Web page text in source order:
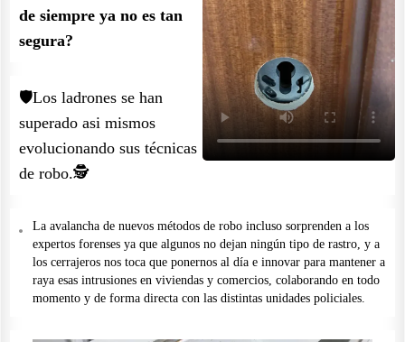
de siempre ya no es tan
segura?
🛡️Los ladrones se han
superado asi mismos
evolucionando sus técnicas
de robo.🕵️
La avalancha de nuevos métodos de robo incluso sorprenden a los
expertos forenses ya que algunos no dejan ningún tipo de rastro, y a
los cerrajeros nos toca que ponernos al día e innovar para mantener a
raya esas intrusiones en viviendas y comercios, colaborando en todo
momento y de forma directa con las distintas unidades policiales.